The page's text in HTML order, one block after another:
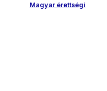
Magyar érettségi